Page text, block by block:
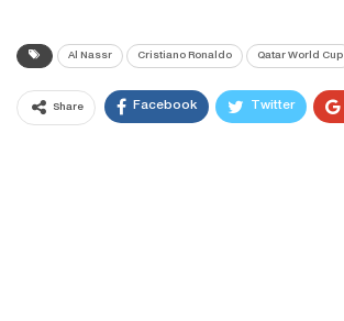
Al Nassr Cristiano Ronaldo Qatar World Cup
Share Facebook Twitter